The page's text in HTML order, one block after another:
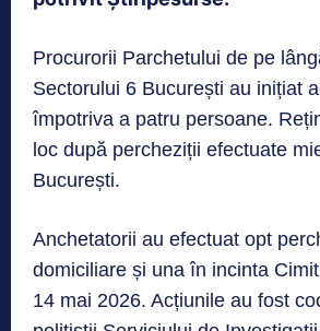
Procurorii Parchetului de pe
Sectorului 6 București au inițiat
împotriva a patru persoane.
loc după percheziții efectuate
București.
Anchetatorii au efectuat opt
domiciliare și una în incinta
14 mai 2026. Acțiunile au fost